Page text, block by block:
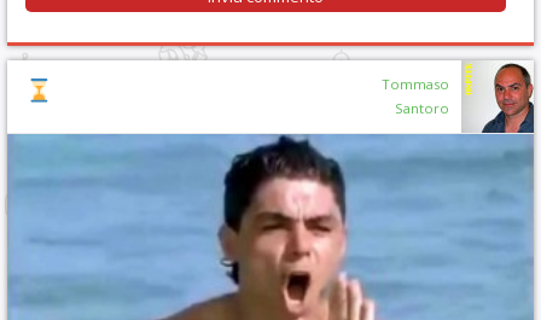
Tommaso
Santoro